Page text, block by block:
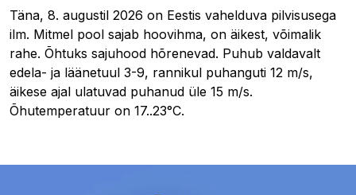
Täna, 8. augustil 2026 on Eestis vahelduva pilvisusega
ilm. Mitmel pool sajab hoovihma, on äikest, võimalik
rahe. Õhtuks sajuhood hõrenevad. Puhub valdavalt
edela- ja läänetuul 3-9, rannikul puhanguti 12 m/s,
äikese ajal ulatuvad puhanud üle 15 m/s.
Õhutemperatuur on 17..23°C.